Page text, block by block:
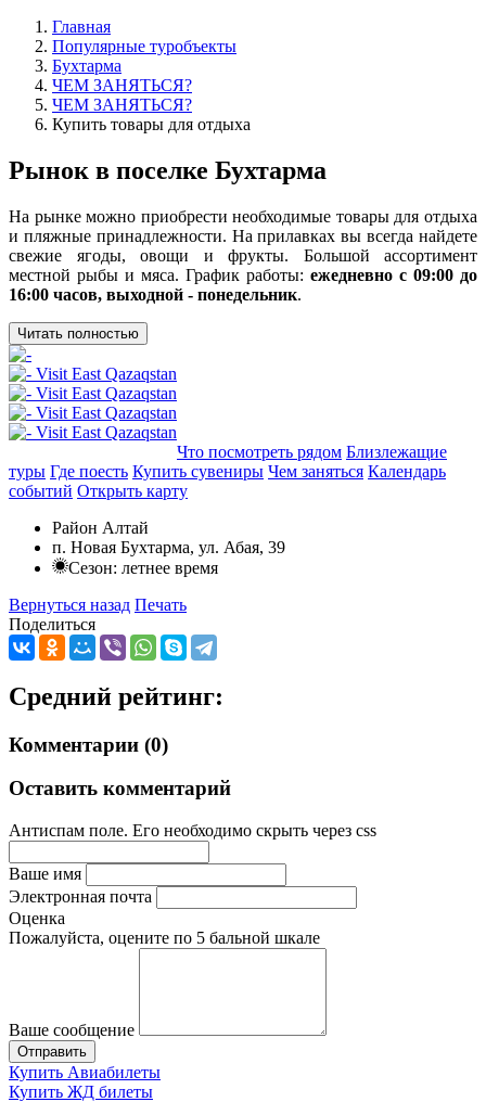
Главная
Популярные туробъекты
Бухтарма
ЧЕМ ЗАНЯТЬСЯ?
ЧЕМ ЗАНЯТЬСЯ?
Купить товары для отдыха
Рынок в поселке Бухтарма
На рынке можно приобрести необходимые товары для отдыха
и пляжные принадлежности. На прилавках вы всегда найдете
свежие ягоды, овощи и фрукты. Большой ассортимент
местной рыбы и мяса. График работы: ежедневно с 09:00 до
16:00 часов, выходной - понедельник.
Читать полностью
Что посмотреть рядом Близлежащие
туры Где поесть Купить сувениры Чем заняться Календарь
событий Открыть карту
Район Алтай
п. Новая Бухтарма, ул. Абая, 39
Сезон: летнее время
Вернуться назад Печать
Поделиться
Средний рейтинг:
Комментарии (0)
Оставить комментарий
Антиспам поле. Его необходимо скрыть через css
Ваше имя
Электронная почта
Оценка
Пожалуйста, оцените по 5 бальной шкале
Ваше сообщение
Купить Авиабилеты
Купить ЖД билеты